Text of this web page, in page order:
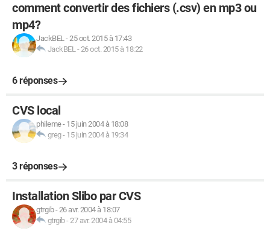
comment convertir des fichiers (.csv) en mp3 ou
mp4?
JackBEL-25 oct. 2015 à 17:43
JackBEL-26 oct. 2015 à 18:22
6 réponses
CVS local
phileme- 15 juin 2004 à 18:08
greg- 15 juin 2004 à 19:34
3 réponses
Installation Slibo par CVS
gtrgib-26 avr. 2004 à 18:07
gtrgib-27 avr. 2004 à 04:55